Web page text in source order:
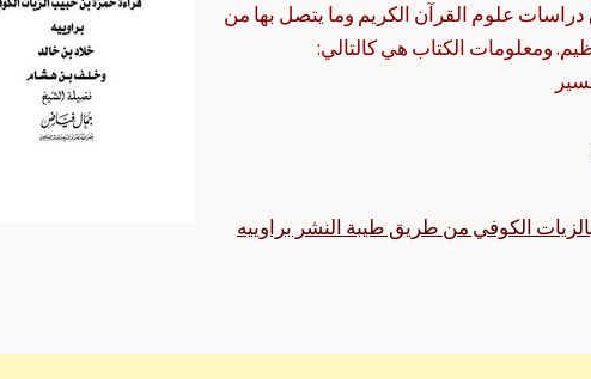
علوم القرآن الكريم وما يتصل بها من
ومعلومات الكتاب هي كالتالي:
الكوفي من طريق طيبة النشر براوييه